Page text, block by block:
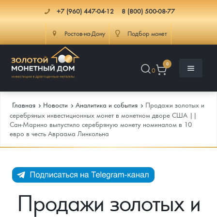
+7 (960) 447-04-12 8 (800) 500-08-77
Ростов-на-Дону Подбор монет
0
0
Каталог
Инвестиционные монеты
Монеты Россия и СССР
Памятные и старинные монеты
Как сделать заказ
Подлинность монет
Доставка
Главная Новости Аналитика и события
Продажи золотых и
серебряных инвестиционных монет в монетном дворе США ||
Сан-Марино выпустило серебряную монету номиналом в 10
евро в честь Авраама Линкольна
Продажи золотых и